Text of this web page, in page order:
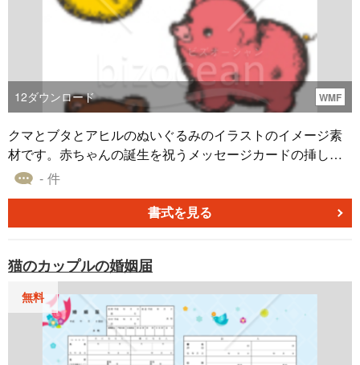
12ダウンロード WMF
クマとブタとアヒルのぬいぐるみのイラストのイメージ素
材です。赤ちゃんの誕生を祝うメッセージカードの挿し絵
などにご利用ください。パワーポイント・エクセル・ワー
ます。全て無料ですので是非ご活用ください。
- 件
書式を見る
猫のカップルの婚姻届
無料